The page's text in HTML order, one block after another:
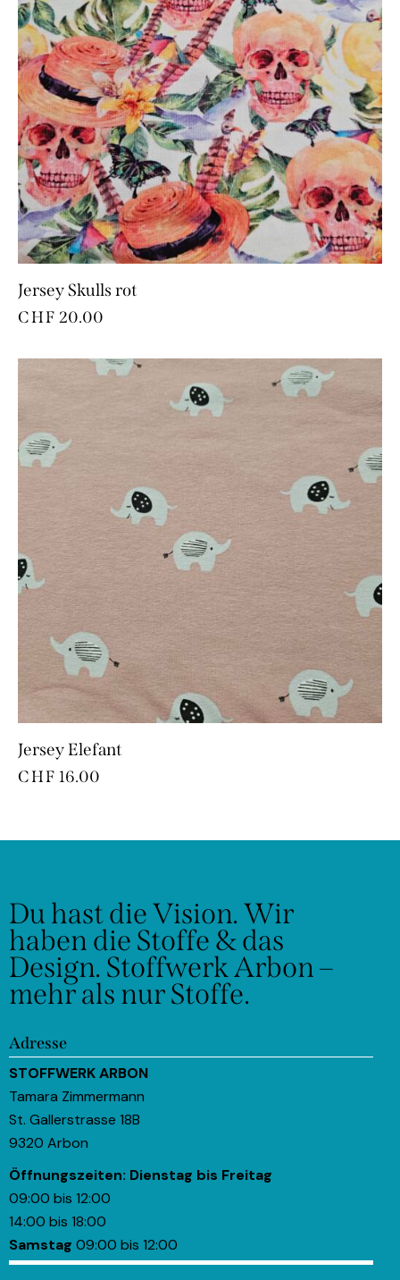
Jersey Skulls rot
CHF 20.00
Jersey Elefant
CHF 16.00
Du hast die Vision.Wir
haben die Stoffe & das
Design. Stoffwerk Arbon –
mehr als nur Stoffe.
Adresse
STOFFWERK ARBON
Tamara Zimmermann
St. Gallerstrasse 18B
9320 Arbon
Öffnungszeiten: Dienstag bis Freitag
09:00 bis 12:00
14:00 bis 18:00
Samstag 09:00 bis 12:00